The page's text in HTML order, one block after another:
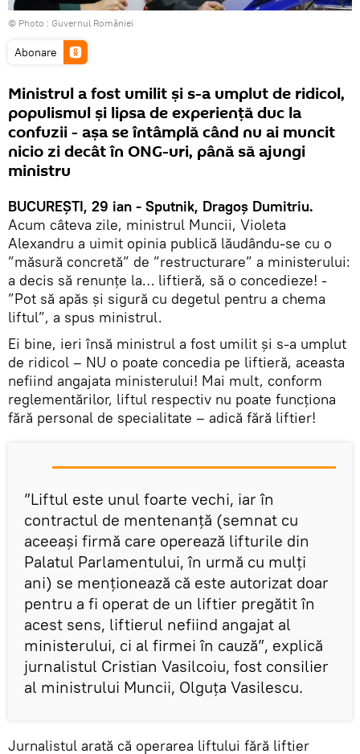
© Photo : Guvernul României
Abonare
Ministrul a fost umilit și s-a umplut de ridicol,
populismul și lipsa de experiență duc la
confuzii - așa se întâmplă când nu ai muncit
nicio zi decât în ONG-uri, până să ajungi
ministru
BUCUREȘTI, 29 ian - Sputnik, Dragoș Dumitriu.
Acum câteva zile, ministrul Muncii, Violeta
Alexandru a uimit opinia publică lăudându-se cu o
”măsură concretă” de ”restructurare” a ministerului:
a decis să renunțe la… liftieră, să o concedieze! -
”Pot să apăs și sigură cu degetul pentru a chema
liftul”, a spus ministrul.
Ei bine, ieri însă ministrul a fost umilit și s-a umplut
de ridicol – NU o poate concedia pe liftieră, aceasta
nefiind angajata ministerului! Mai mult, conform
reglementărilor, liftul respectiv nu poate funcționa
fără personal de specialitate – adică fără liftier!
”Liftul este unul foarte vechi, iar în
contractul de mentenanță (semnat cu
aceeași firmă care operează lifturile din
Palatul Parlamentului, în urmă cu mulți
ani) se menționează că este autorizat doar
pentru a fi operat de un liftier pregătit în
acest sens, liftierul nefiind angajat al
ministerului, ci al firmei în cauză”, explică
jurnalistul Cristian Vasilcoiu, fost consilier
al ministrului Muncii, Olguța Vasilescu.
Jurnalistul arată că operarea liftului fără liftier